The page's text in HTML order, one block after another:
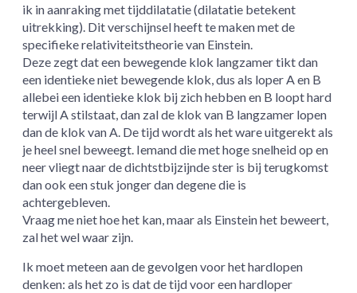
ik in aanraking met tijddilatatie (dilatatie betekent
uitrekking). Dit verschijnsel heeft te maken met de
specifieke relativiteitstheorie van Einstein.
Deze zegt dat een bewegende klok langzamer tikt dan
een identieke niet bewegende klok, dus als loper A en B
allebei een identieke klok bij zich hebben en B loopt hard
terwijl A stilstaat, dan zal de klok van B langzamer lopen
dan de klok van A. De tijd wordt als het ware uitgerekt als
je heel snel beweegt. Iemand die met hoge snelheid op en
neer vliegt naar de dichtstbijzijnde ster is bij terugkomst
dan ook een stuk jonger dan degene die is
achtergebleven.
Vraag me niet hoe het kan, maar als Einstein het beweert,
zal het wel waar zijn.
Ik moet meteen aan de gevolgen voor het hardlopen
denken: als het zo is dat de tijd voor een hardloper